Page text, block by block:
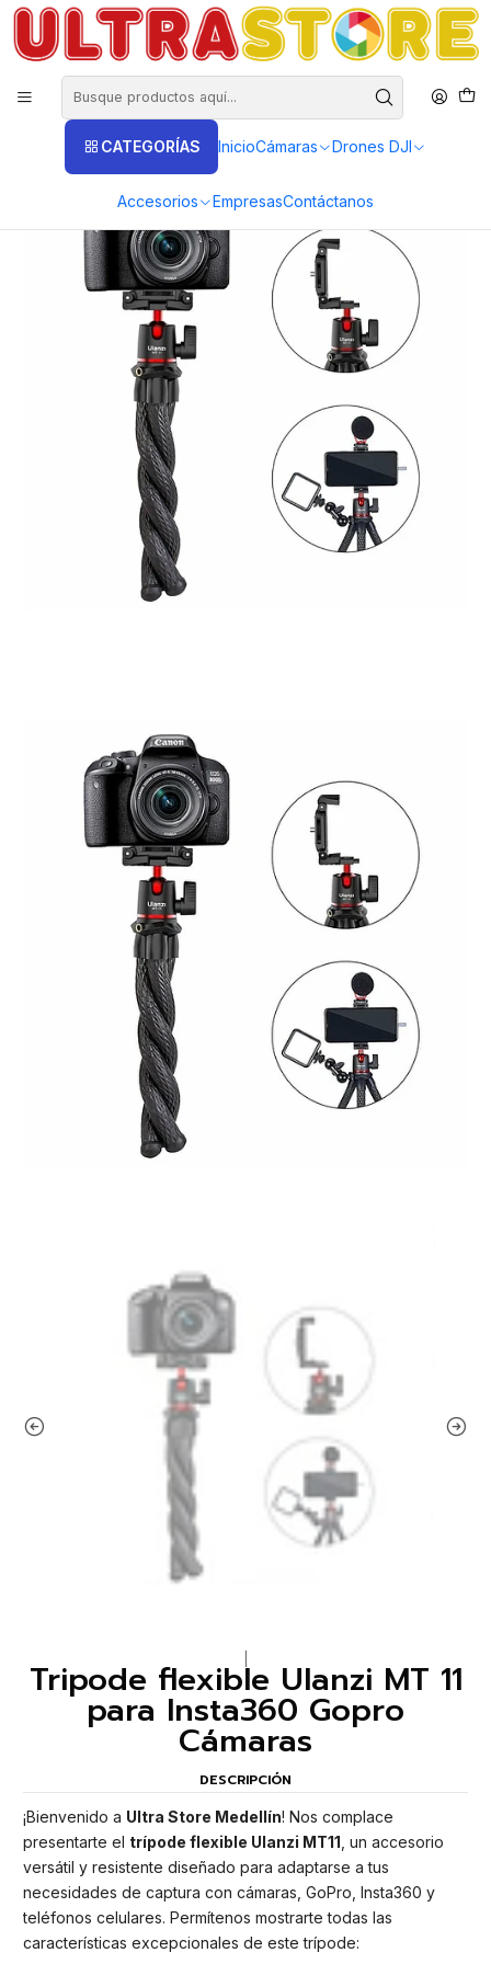
CATEGORÍAS InicioCámaras Drones DJI
Accesorios EmpresasContáctanos
DISTRIBUIDORES EXCLUSIVOS INSTA360, GOPRO, DJI
Inicio Fotografía y Video Tripodes Básicos
Tripode flexible Ulanzi MT 11 para Insta360 Gopro Cámaras
Tripode flexible Ulanzi MT 11
para Insta360 Gopro
Cámaras
DESCRIPCIÓN
¡Bienvenido a Ultra Store Medellín! Nos complace
presentarte el trípode flexible Ulanzi MT11 , un accesorio
versátil y resistente diseñado para adaptarse a tus
necesidades de captura con cámaras, GoPro, Insta360 y
teléfonos celulares. Permítenos mostrarte todas las
características excepcionales de este trípode: